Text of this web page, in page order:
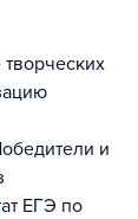
и
ЕГЭ по